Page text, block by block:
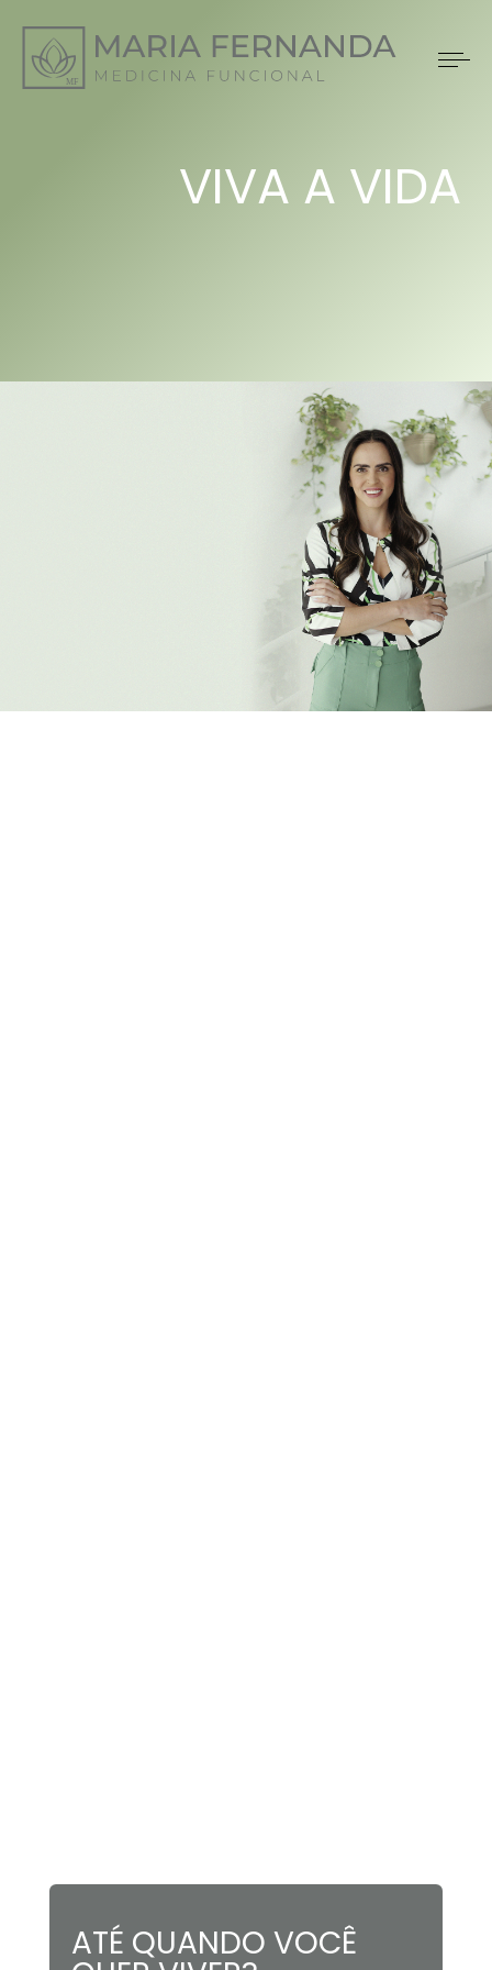
VIVA A VIDA
QUE VOCÊ
SEMPRE QUIS
ATÉ QUANDO VOCÊ